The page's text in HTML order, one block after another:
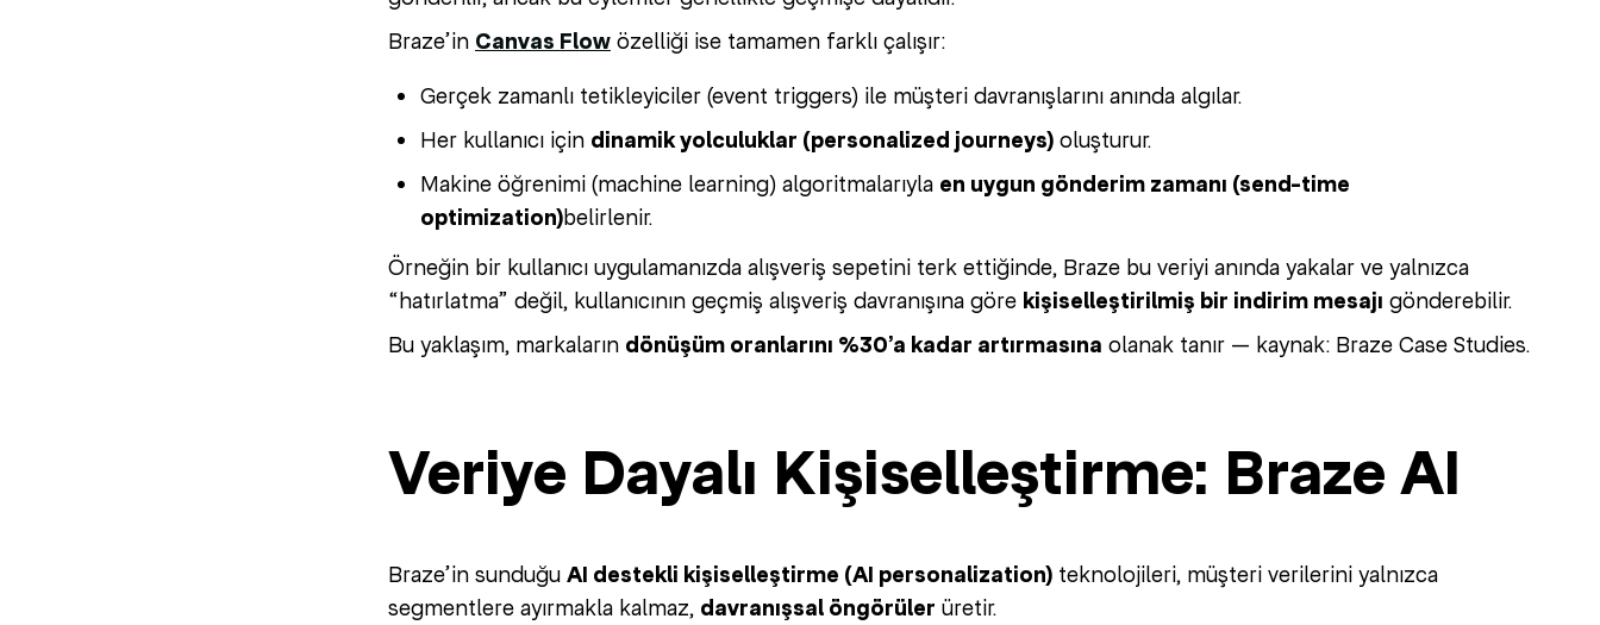
Braze’in Canvas Flow özelliği ise tamamen farklı çalışır:
Gerçek zamanlı tetikleyiciler (event triggers) ile müşteri davranışlarını anında algılar.
Her kullanıcı için dinamik yolculuklar (personalized journeys) oluşturur.
Makine öğrenimi (machine learning) algoritmalarıyla en uygun gönderim zamanı (send-time
optimization)belirlenir.
Örneğin bir kullanıcı uygulamanızda alışveriş sepetini terk ettiğinde, Braze bu veriyi anında yakalar ve yalnızca
“hatırlatma” değil, kullanıcının geçmiş alışveriş davranışına göre kişiselleştirilmiş bir indirim mesajı gönderebilir.
Bu yaklaşım, markaların dönüşüm oranlarını %30’a kadar artırmasına olanak tanır — kaynak: Braze Case Studies.
Veriye Dayalı Kişiselleştirme: Braze AI
Braze’in sunduğu AI destekli kişiselleştirme (AI personalization) teknolojileri, müşteri verilerini yalnızca
segmentlere ayırmakla kalmaz, davranışsal öngörüler üretir.